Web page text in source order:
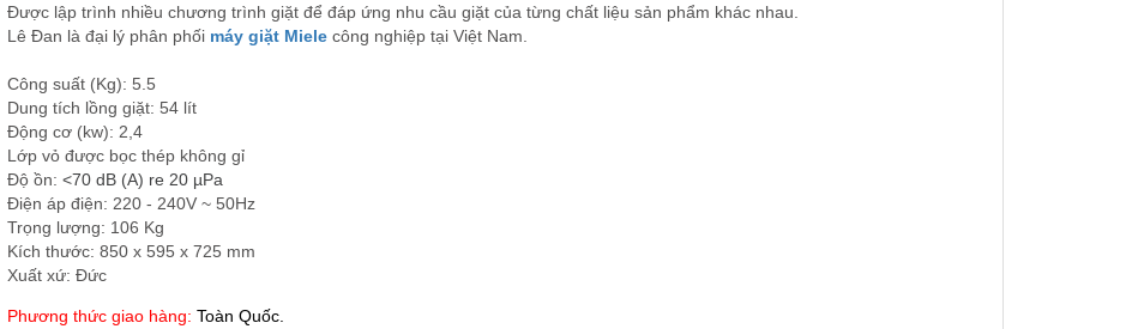
Được lập trình nhiều chương trình giặt để đáp ứng nhu cầu giặt của từng chất liệu sản phẩm khác nhau.
Lê Đan là đại lý phân phối máy giặt Mielecông nghiệp tại Việt Nam.
Công suất (Kg): 5.5
Dung tích lồng giặt: 54 lít
Động cơ (kw): 2,4
Lớp vỏ được bọc thép không gỉ
Độ ồn: <70 dB (A) re 20 µPa
Điện áp điện: 220 - 240V ~ 50Hz
Trọng lượng: 106 Kg
Kích thước: 850 x 595 x 725 mm
Xuất xứ: Đức
Phương thức giao hàng: Toàn Quốc.